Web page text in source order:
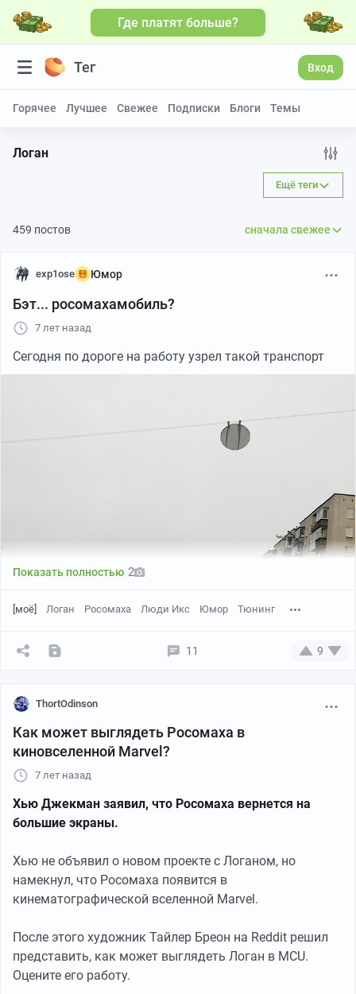
Где платят больше?
Тег Вход
Горячее Лучшее Свежее Подписки Блоги Темы
Логан
Ещё теги
459 постов сначала свежее
exp1ose Юмор
Бэт... росомахамобиль?
7 лет назад
Сегодня по дороге на работу узрел такой транспорт
Раньше на автобусе катался в России, сейчас
поднялся :)
Показать полностью 2
[моё] Логан Росомаха Люди Икс Юмор Тюнинг
11 9
ThortOdinson
Как может выглядеть Росомаха в
киновселенной Marvel?
7 лет назад
Хью Джекман заявил, что Росомаха вернется на
большие экраны.
Хью не объявил о новом проекте с Логаном, но
намекнул, что Росомаха появится в
кинематографической вселенной Marvel.
После этого художник Тайлер Бреон на Reddit решил
представить, как может выглядеть Логан в MCU.
Оцените его работу.
Больше видео